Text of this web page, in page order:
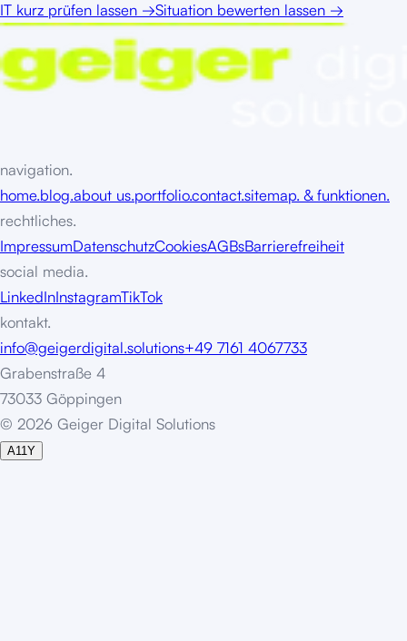
IT kurz prüfen lassen →Situation bewerten lassen →
navigation.
home.blog.about us.portfolio.contact.sitemap. & funktionen.
rechtliches.
ImpressumDatenschutzCookiesAGBsBarrierefreiheit
social media.
LinkedInInstagramTikTok
kontakt.
info@geigerdigital.solutions+49 7161 4067733
Grabenstraße 4
73033 Göppingen
© 2026 Geiger Digital Solutions
A11Y